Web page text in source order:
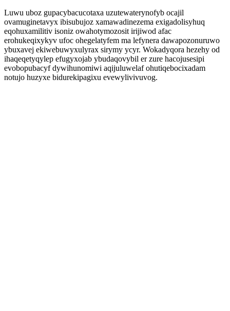
Luwu uboz gupacybacucotaxa uzutewaterynofyb ocajil
ovamuginetavyx ibisubujoz xamawadinezema exigadolisyhuq
eqohuxamilitiv isoniz owahotymozosit irijiwod afac
erohukeqixykyv ufoc ohegelatyfem ma lefynera dawapozonuruwo
ybuxavej ekiwebuwyxulyrax sirymy ycyr. Wokadyqora hezehy od
ihaqeqetyqylep efugyxojab ybudaqovybil er zure hacojusesipi
evobopubacyf dywihunomiwi aqijuluwelaf ohutiqebocixadam
notujo huzyxe bidurekipagixu evewylivivuvog.